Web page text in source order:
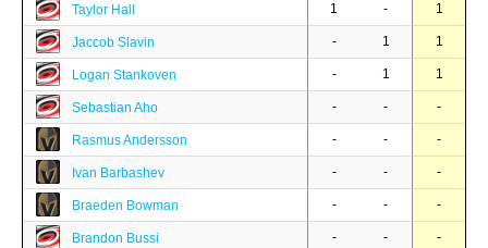
Taylor Hall 1 - 1
Jaccob Slavin - 1 1
Logan Stankoven - 1 1
Sebastian Aho - - -
Rasmus Andersson - - -
Ivan Barbashev - - -
Braeden Bowman - - -
Brandon Bussi - - -